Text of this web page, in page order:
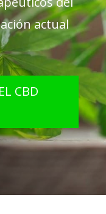
actual
CBD